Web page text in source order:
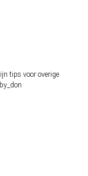
tips voor overige